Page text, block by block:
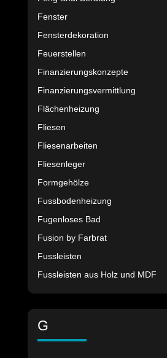
Fenster
Fensterdekoration
Feuerstellen
Finanzierungskonzepte
Finanzierungsvermittlung
Flächenheizung
Fliesen
Fliesenarbeiten
Fliesenleger
Formgehölze
Fussbodenheizung
Fugenloses Bad
Fusion by Farbrat
Fussleisten
Fussleisten aus Holz und MDF
G